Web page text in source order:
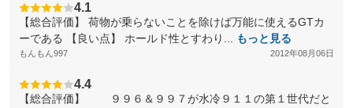
4.1
【総合評価】 荷物が乗らないことを除けば万能に使えるGTカ
ーである 【良い点】 ホールド性とすわり...
もっと見る
もんもん997 2012年08月06日
4.4
【総合評価】 ９９６＆９９７が水冷９１１の第１世代だと